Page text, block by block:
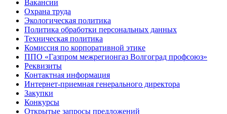
Вакансии
Охрана труда
Экологическая политика
Политика обработки персональных данных
Техническая политика
Комиссия по корпоративной этике
ППО «Газпром межрегионгаз Волгоград профсоюз»
Реквизиты
Контактная информация
Интернет-приемная генерального директора
Закупки
Конкурсы
Открытые запросы предложений